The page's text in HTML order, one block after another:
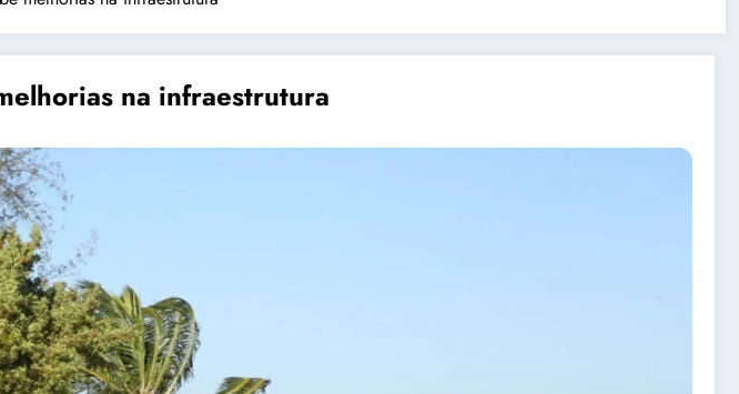
na infraestrutura